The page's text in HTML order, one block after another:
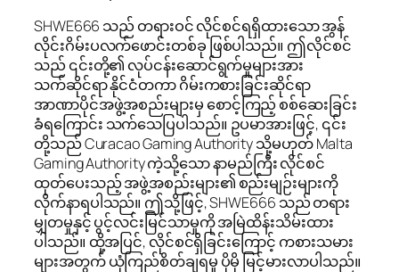
SHWE666 သည် တရားဝင် လိုင်စင်ရရှိထားသော အွန်
လိုင်းဂိမ်းပလက်ဖောင်းတစ်ခု ဖြစ်ပါသည်။ ဤလိုင်စင်
သည် ၎င်းတို့၏ လုပ်ငန်းဆောင်ရွက်မှုများအား
သက်ဆိုင်ရာ နိုင်ငံတကာ ဂိမ်းကစားခြင်းဆိုင်ရာ
အာဏာပိုင်အဖွဲ့အစည်းများမှ စောင့်ကြည့် စစ်ဆေးခြင်း
ခံရကြောင်း သက်သေပြပါသည်။ ဥပမာအားဖြင့်, ၎င်း
တို့သည် Curacao Gaming Authority သို့မဟုတ် Malta
Gaming Authority ကဲ့သို့သော နာမည်ကြီး လိုင်စင်
ထုတ်ပေးသည့် အဖွဲ့အစည်းများ၏ စည်းမျဉ်းများကို
လိုက်နာရပါသည်။ ဤသို့ဖြင့်, SHWE666 သည် တရား
မျှတမှုနှင့် ပွင့်လင်းမြင်သာမှုကို အမြဲထိန်းသိမ်းထား
ပါသည်။ ထို့အပြင်, လိုင်စင်ရှိခြင်းကြောင့် ကစားသမား
များအတွက် ယုံကြည်စိတ်ချရမှု ပိုမို မြင့်မားလာပါသည်။